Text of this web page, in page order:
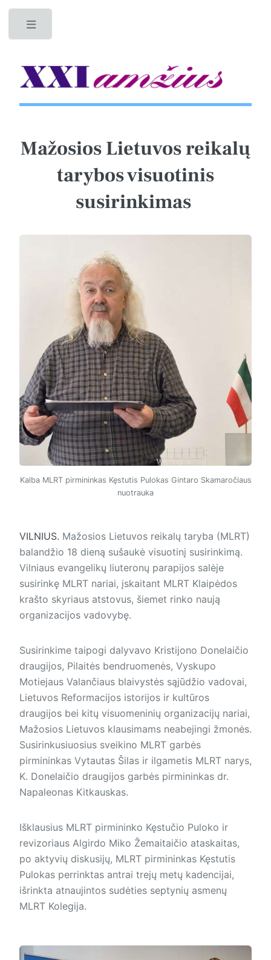
Mažosios Lietuvos reikalų
tarybos visuotinis
susirinkimas
Kalba MLRT pirmininkas Kęstutis Pulokas Gintaro Skamaročiaus
nuotrauka
VILNIUS. Mažosios Lietuvos reikalų taryba (MLRT)
balandžio 18 dieną sušaukė visuotinį susirinkimą.
Vilniaus evangelikų liuteronų parapijos salėje
susirinkę MLRT nariai, įskaitant MLRT Klaipėdos
krašto skyriaus atstovus, šiemet rinko naują
organizacijos vadovybę.
Susirinkime taipogi dalyvavo Kristijono Donelaičio
draugijos, Pilaitės bendruomenės, Vyskupo
Motiejaus Valančiaus blaivystės sąjūdžio vadovai,
Lietuvos Reformacijos istorijos ir kultūros
draugijos bei kitų visuomeninių organizacijų nariai,
Mažosios Lietuvos klausimams neabejingi žmonės.
Susirinkusiuosius sveikino MLRT garbės
pirmininkas Vytautas Šilas ir ilgametis MLRT narys,
K. Donelaičio draugijos garbės pirmininkas dr.
Napaleonas Kitkauskas.
Išklausius MLRT pirmininko Kęstučio Puloko ir
revizoriaus Algirdo Miko Žemaitaičio ataskaitas,
po aktyvių diskusijų, MLRT pirmininkas Kęstutis
Pulokas perrinktas antrai trejų metų kadencijai,
išrinkta atnaujintos sudėties septynių asmenų
MLRT Kolegija.